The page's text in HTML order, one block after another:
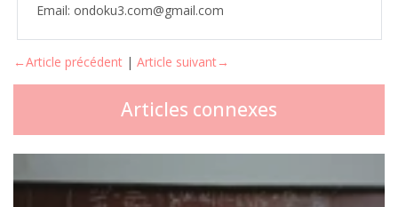
Email: ondoku3.com@gmail.com
←Article précédent | Article suivant→
Articles connexes